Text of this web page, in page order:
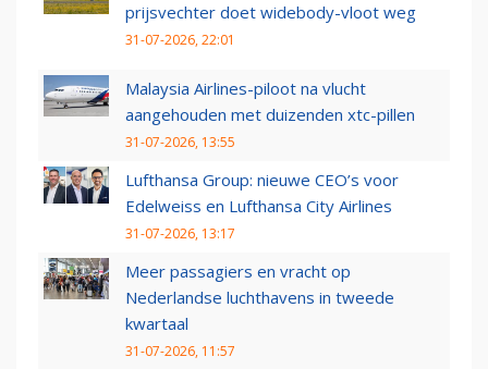
prijsvechter doet widebody-vloot weg
31-07-2026, 22:01
Malaysia Airlines-piloot na vlucht
aangehouden met duizenden xtc-pillen
31-07-2026, 13:55
Lufthansa Group: nieuwe CEO’s voor
Edelweiss en Lufthansa City Airlines
31-07-2026, 13:17
Meer passagiers en vracht op
Nederlandse luchthavens in tweede
kwartaal
31-07-2026, 11:57